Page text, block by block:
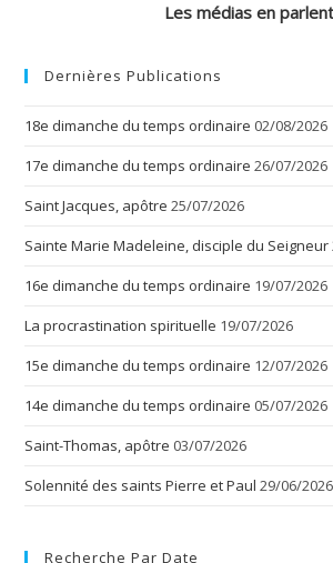
Les médias en parlent
Dernières Publications
18e dimanche du temps ordinaire 02/08/2026
17e dimanche du temps ordinaire 26/07/2026
Saint Jacques, apôtre 25/07/2026
Sainte Marie Madeleine, disciple du Seigneur
16e dimanche du temps ordinaire 19/07/2026
La procrastination spirituelle 19/07/2026
15e dimanche du temps ordinaire 12/07/2026
14e dimanche du temps ordinaire 05/07/2026
Saint-Thomas, apôtre 03/07/2026
Solennité des saints Pierre et Paul 29/06/2026
Recherche Par Date